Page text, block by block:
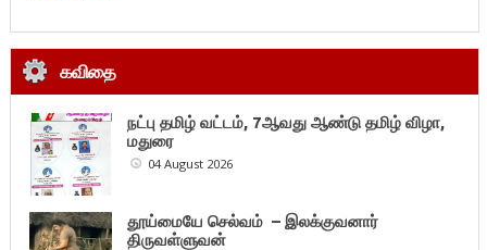
கவிதை
நட்பு தமிழ் வட்டம், 7ஆவது ஆண்டு தமிழ் விழா,
மதுரை
04 August 2026
தூய்மையே செல்வம் – இலக்குவனார்
திருவள்ளுவன்